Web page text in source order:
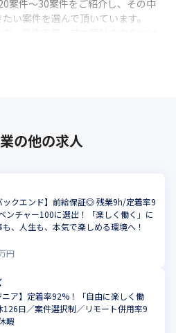
案件～30案件をご紹介し、その中
い案件を選んで頂いています。
変わったエンジニアがおります
の他の求人
ックエンド】前給保証◎ 残業9h/定着率9
ンチャー100に選出！「楽しく働く」に
、人生も、本気で楽しめる環境へ！
円
ニア】定着率92%！「自由に楽しく働
126日／案件選択制／リモート併用率9
暇